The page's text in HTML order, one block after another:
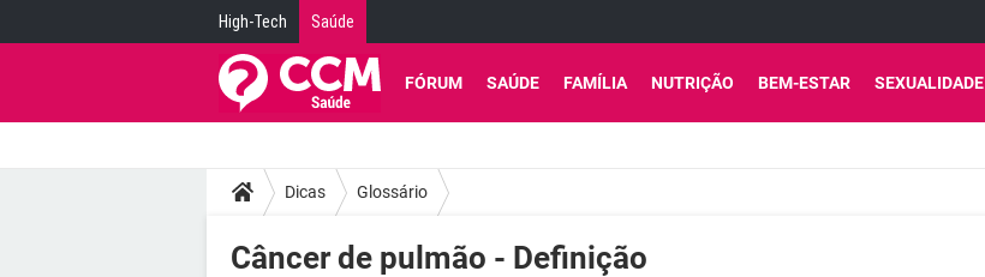
High-Tech Saúde
FÓRUM SAÚDE FAMÍLIA NUTRIÇÃO BEM-ESTAR SEXUALIDADE
Dicas Glossário
Câncer de pulmão - Definição